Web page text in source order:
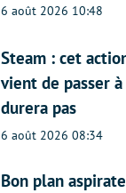
6 août 2026 10:48
Steam : cet
vient de passer
durera pas
6 août 2026 08:34
Bon plan